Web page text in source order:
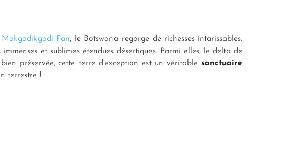
Pan, le Botswana regorge de richesses intarissables.
et sublimes étendues désertiques. Parmi elles, le delta de
préservée, cette terre d’exception est un véritablesanctuaire
terrestre !